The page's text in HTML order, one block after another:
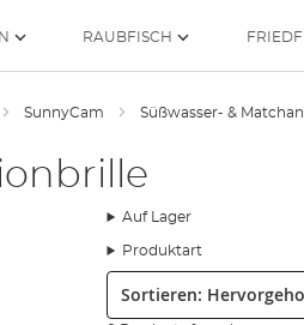
RAUBFISCH
SunnyCam Süßwasser- &
Auf Lager
Produktart
Sortieren: